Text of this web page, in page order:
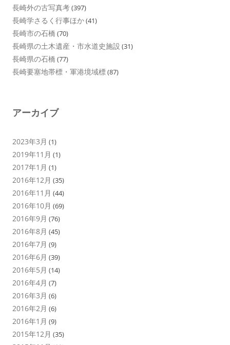
長崎外の古写真考(397)
長崎学さるく行事ほか(41)
長崎市の石橋 (70)
長崎県の土木遺産・市水道史施設 (31)
長崎県の石橋 (77)
長崎要塞地帯標・軍港境域標(87)
アーカイブ
2023年3月 (1)
2019年11月 (1)
2017年1月 (1)
2016年12月 (35)
2016年11月 (44)
2016年10月 (69)
2016年9月 (76)
2016年8月 (45)
2016年7月 (9)
2016年6月 (39)
2016年5月 (14)
2016年4月 (7)
2016年3月 (6)
2016年2月 (6)
2016年1月 (9)
2015年12月 (35)